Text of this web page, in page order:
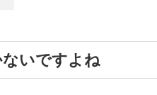
いですよね